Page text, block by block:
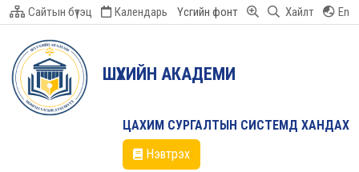
Сайтын бүтэц Календарь Үсгийн фонт Хайлт En
ШҮҮХИЙН АКАДЕМИ
ЦАХИМ СУРГАЛТЫН СИСТЕМД ХАНДАХ
Нэвтрэх